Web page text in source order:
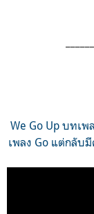
We Go Up บทเ
เพลง Go แต่กลับ